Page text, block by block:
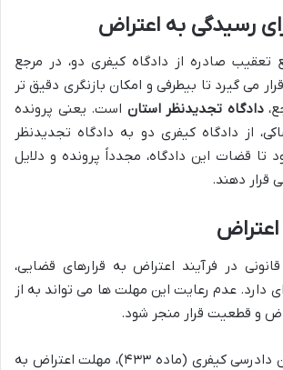
رسیدگی به اعتراض
تعقیب صادره از دادگاه کیفری دو، در مرجع
می گیرد تا بیطرفی و امکان بازنگری دقیق تر
دادگاه تجدیدنظر استان است. یعنی پرونده
از دادگاه کیفری دو به دادگاه تجدیدنظر
تا قضات این دادگاه، مجدداً پرونده و دلایل
قرار دهند.
در فرآیند اعتراض به قرارهای قضایی،
دارد. عدم رعایت این مهلت ها می تواند به از
و قطعیت قرار منجر شود.
بر اساس قانون آیین دادرسی کیفری (ماده ۴۳۳)، مهلت اعتراض به